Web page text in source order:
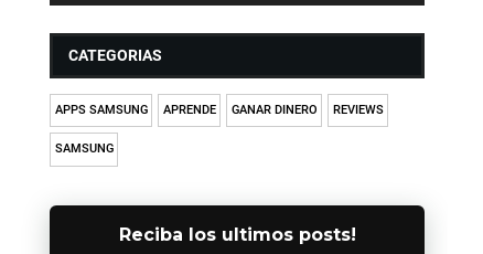
CATEGORIAS
APPS SAMSUNG APRENDE GANAR DINERO REVIEWS
SAMSUNG
Reciba los ultimos posts!